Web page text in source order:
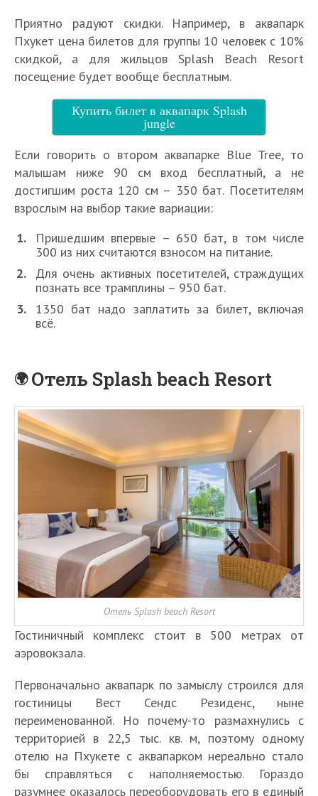
Приятно радуют скидки. Например, в аквапарк
Пхукет цена билетов для группы 10 человек с 10%
скидкой, а для жильцов Splash Beach Resort
посещение будет вообще бесплатным.
Купить билет в аквапарк Splash
jungle
Если говорить о втором аквапарке Blue Tree, то
малышам ниже 90 см вход бесплатный, а не
достигшим роста 120 см – 350 бат. Посетителям
взрослым на выбор такие вариации:
Пришедшим впервые – 650 бат, в том числе
300 из них считаются взносом на питание.
Для очень активных посетителей, страждущих
познать все трамплины – 950 бат.
1350 бат надо заплатить за билет, включая
всё.
Отель Splash beach Resort
Отель Splash beach Resort
Гостиничный комплекс стоит в 500 метрах от
аэровокзала.
Первоначально аквапарк по замыслу строился для
гостиницы Вест Сендс Резиденс, ныне
переименованной. Но почему-то размахнулись с
территорией в 22,5 тыс. кв. м, поэтому одному
отелю на Пхукете с аквапарком нереально стало
бы справляться с наполняемостью. Гораздо
разумнее оказалось переоборудовать его в единый